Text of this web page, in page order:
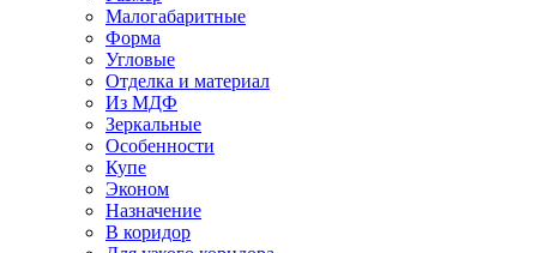
Малогабаритные
Форма
Угловые
Отделка и материал
Из МДФ
Зеркальные
Особенности
Купе
Эконом
Назначение
В коридор